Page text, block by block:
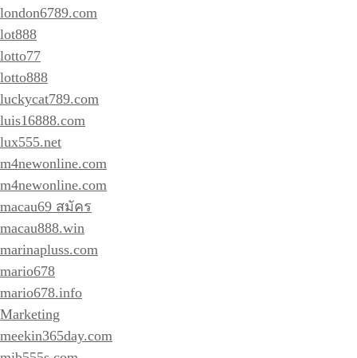
london6789.com
lot888
lotto77
lotto888
luckycat789.com
luis16888.com
lux555.net
m4newonline.com
m4newonline.com
macau69 สมัคร
macau888.win
marinapluss.com
mario678
mario678.info
Marketing
meekin365day.com